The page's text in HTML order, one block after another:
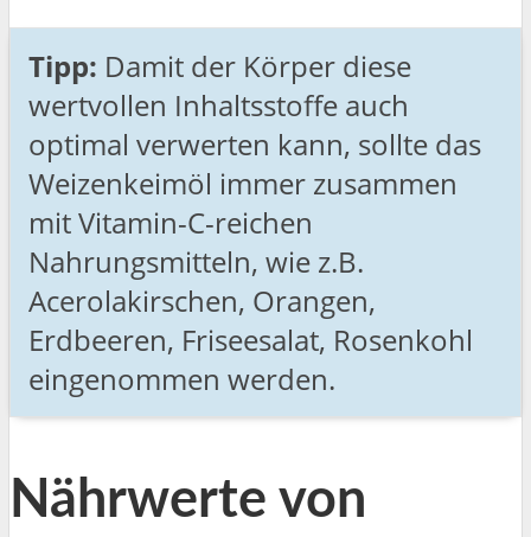
Tipp: Damit der Körper diese
wertvollen Inhaltsstoffe auch
optimal verwerten kann, sollte das
Weizenkeimöl immer zusammen
mit Vitamin-C-reichen
Nahrungsmitteln, wie z.B.
Acerolakirschen, Orangen,
Erdbeeren, Friseesalat, Rosenkohl
eingenommen werden.
Nährwerte von